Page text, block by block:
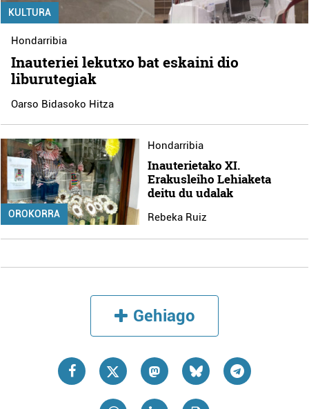
KULTURA
Hondarribia
Inauteriei lekutxo bat eskaini dio
liburutegiak
Oarso Bidasoko Hitza
OROKORRA
Hondarribia
Inauterietako XI.
Erakusleiho Lehiaketa
deitu du udalak
Rebeka Ruiz
Gehiago